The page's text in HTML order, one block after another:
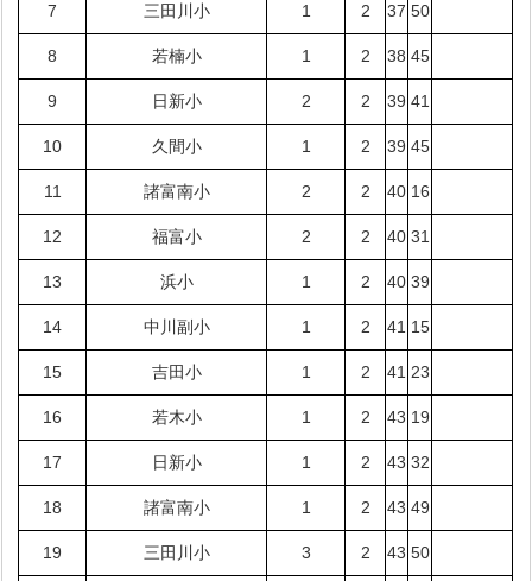
7 三田川小 1 2 37 50
8 若楠小 1 2 38 45
9 日新小 2 2 39 41
10 久間小 1 2 39 45
11 諸富南小 2 2 40 16
12 福富小 2 2 40 31
13 浜小 1 2 40 39
14 中川副小 1 2 41 15
15 吉田小 1 2 41 23
16 若木小 1 2 43 19
17 日新小 1 2 43 32
18 諸富南小 1 2 43 49
19 三田川小 3 2 43 50